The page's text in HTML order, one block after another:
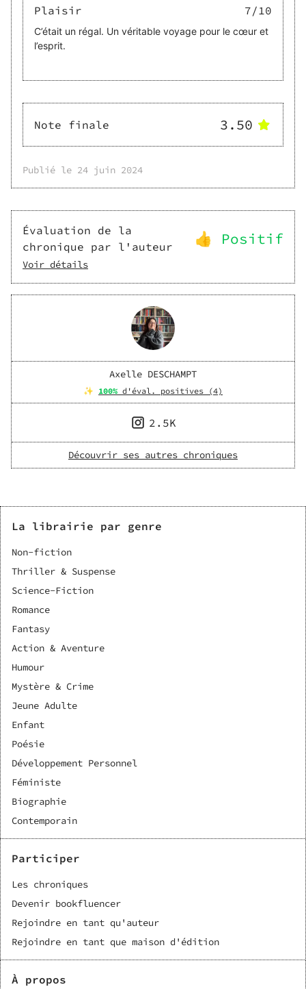
Plaisir 7/10
C’était un régal. Un véritable voyage pour le cœur et
l’esprit.
Note finale 3.50
Publié le 24 juin 2024
Évaluation de la
chronique par l'auteur
👍 Positif
Voir détails
Axelle DESCHAMPT
✨ 100% d'éval. positives (4)
2.5K
Découvrir ses autres chroniques
La librairie par genre
Non-fiction
Thriller & Suspense
Science-Fiction
Romance
Fantasy
Action & Aventure
Humour
Mystère & Crime
Jeune Adulte
Enfant
Poésie
Développement Personnel
Féministe
Biographie
Contemporain
Participer
Les chroniques
Devenir bookfluencer
Rejoindre en tant qu'auteur
Rejoindre en tant que maison d'édition
À propos